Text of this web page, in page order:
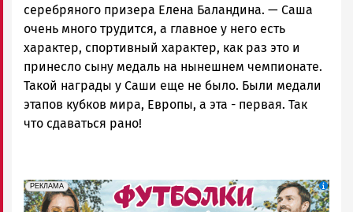
серебряного призера Елена Баландина. — Саша
очень много трудится, а главное у него есть
характер, спортивный характер, как раз это и
принесло сыну медаль на нынешнем чемпионате.
Такой награды у Саши еще не было. Были медали
этапов кубков мира, Европы, а эта - первая. Так
что сдаваться рано!
erid: Pb3XmBtzt7qh4nNaikXnuHE1bzSb6Vb4eeL28Ue
РЕКЛАМА
Реклама